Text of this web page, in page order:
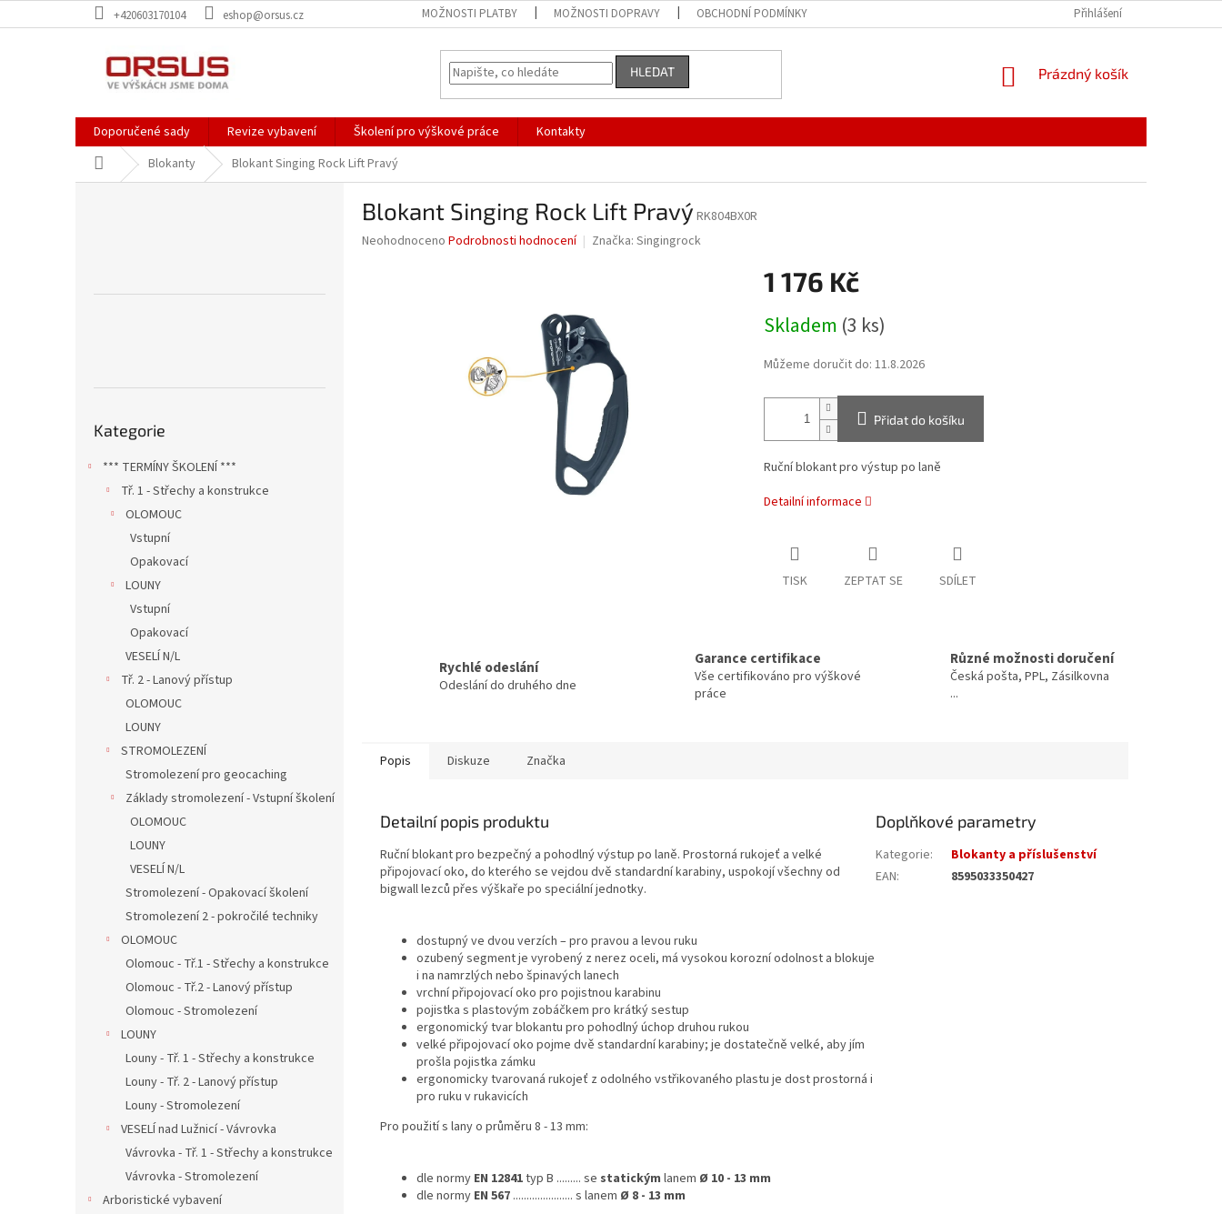
na
+420603170104 eshop@orsus.cz MOŽNOSTI PLATBY MOŽNOSTI DOPRAVY OBCHODNÍ PODMÍNKY ODSTOUPENÍ OD
Přihlášení
HLEDAT
NÁKUPNÍ
Prázdný košík
Doporučené sady Revize vybavení Školení pro výškové práce
Kontakty
Domů Blokanty Blokant Singing Rock Lift Pravý
kategorie
Kategorie
*** TERMÍNY ŠKOLENÍ ***
Tř. 1 - Střechy a konstrukce
OLOMOUC
Vstupní
Opakovací
LOUNY
Vstupní
Opakovací
VESELÍ N/L
Tř. 2 - Lanový přístup
OLOMOUC
LOUNY
STROMOLEZENÍ
Stromolezení pro geocaching
Základy stromolezení - Vstupní školení
OLOMOUC
LOUNY
VESELÍ N/L
Stromolezení - Opakovací školení
Stromolezení 2 - pokročilé techniky
OLOMOUC
Olomouc - Tř.1 - Střechy a konstrukce
Olomouc - Tř.2 - Lanový přístup
Olomouc - Stromolezení
LOUNY
Louny - Tř. 1 - Střechy a konstrukce
Louny - Tř. 2 - Lanový přístup
Louny - Stromolezení
VESELÍ nad Lužnicí - Vávrovka
Vávrovka - Tř. 1 - Střechy a konstrukce
Vávrovka - Stromolezení
Arboristické vybavení
Blokant Singing Rock Lift Pravý RK804BX0R
Průměrné
Neohodnoceno Podrobnosti hodnocení Značka: Singingrock
1 176 Kč
cena:
Skladem (3 ks)
Můžeme doručit do: 11.8.2026
Přidat do košíku
Ruční blokant pro výstup po laně
Detailní informace
TISK ZEPTAT SE SDÍLET
Rychlé odeslání
Odeslání do druhého dne
Garance certifikace
Vše certifikováno pro výškové
práce
Různé možnosti doručení
Česká pošta, PPL, Zásilkovna
...
Popis Diskuze Značka
Detailní popis produktu
Ruční blokant pro bezpečný a pohodlný výstup po laně. Prostorná rukojeť a velké
připojovací oko, do kterého se vejdou dvě standardní karabiny, uspokojí všechny od
bigwall lezců přes výškaře po speciální jednotky.
dostupný ve dvou verzích – pro pravou a levou ruku
ozubený segment je vyrobený z nerez oceli, má vysokou korozní odolnost a blokuje
i na namrzlých nebo špinavých lanech
vrchní připojovací oko pro pojistnou karabinu
pojistka s plastovým zobáčkem pro krátký sestup
ergonomický tvar blokantu pro pohodlný úchop druhou rukou
velké připojovací oko pojme dvě standardní karabiny; je dostatečně velké, aby jím
prošla pojistka zámku
ergonomicky tvarovaná rukojeť z odolného vstřikovaného plastu je dost prostorná i
pro ruku v rukavicích
Pro použití s lany o průměru 8 - 13 mm:
dle normy EN 12841typ B ......... se statickým lanem Ø 10 - 13 mm
dle normy EN 567 ...................... s lanem Ø 8 - 13 mm
Doplňkové parametry
Kategorie:
Blokanty a příslušenství
EAN: 8595033350427